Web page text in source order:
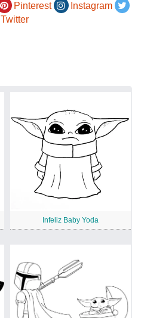
Pinterest
Instagram
Twitter
Infeliz Baby Yoda